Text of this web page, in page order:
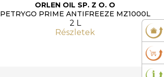
ORLEN OIL SP. Z O. O
PETRYGO PRIME ANTIFREEZE MZ1000L
2 L
Részletek